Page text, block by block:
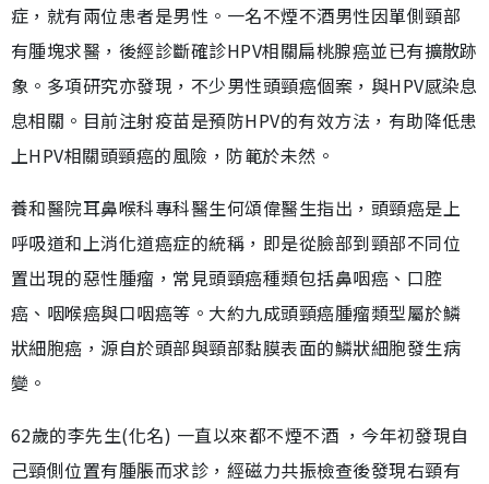
症，就有兩位患者是男性。一名不煙不酒男性因單側頸部
有腫塊求醫，後經診斷確診HPV相關扁桃腺癌並已有擴散跡
象。多項研究亦發現，不少男性頭頸癌個案，與HPV感染息
息相關。目前注射疫苗是預防HPV的有效方法，有助降低患
上HPV相關頭頸癌的風險，防範於未然。
養和醫院耳鼻喉科專科醫生何頌偉醫生指出，頭頸癌是上
呼吸道和上消化道癌症的統稱，即是從臉部到頸部不同位
置出現的惡性腫瘤，常見頭頸癌種類包括鼻咽癌、口腔
癌、咽喉癌與口咽癌等。大約九成頭頸癌腫瘤類型屬於鱗
狀細胞癌，源自於頭部與頸部黏膜表面的鱗狀細胞發生病
變。
62歲的李先生(化名) 一直以來都不煙不酒 ，今年初發現自
己頸側位置有腫脹而求診，經磁力共振檢查後發現右頸有